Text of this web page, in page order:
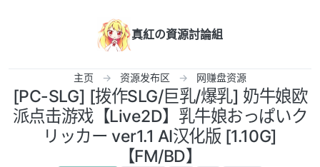
真紅の資源討論組
主页 资源发布区 网赚盘资源
[PC-SLG] [拨作SLG/巨乳/爆乳] 奶牛娘欧
派点击游戏【Live2D】乳牛娘おっぱいク
リッカー ver1.1 AI汉化版 [1.10G]
【FM/BD】